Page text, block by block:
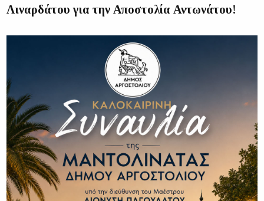
Λιναρδάτου για την Αποστολία Αντωνάτου!